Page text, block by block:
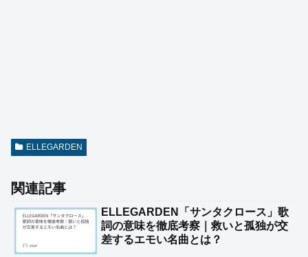
ELLEGARDEN
関連記事
ELLEGARDEN「サンタクロース」歌
詞の意味を徹底考察｜救いと孤独が交
差するエモい名曲とは？